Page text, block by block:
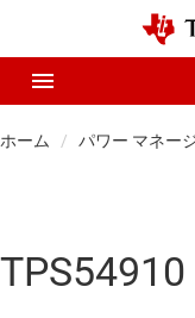
ホーム パワー マネー
TPS54910